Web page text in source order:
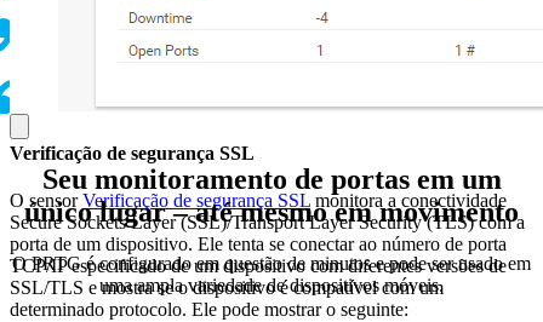
Verificação de segurança SSL
O sensorVerificação de segurança SSL monitora a conectividade
Secure Sockets Layer (SSL)/Transport Layer Security (TLS) com a
porta de um dispositivo. Ele tenta se conectar ao número de porta
TCP/IP especificado de um dispositivo com diferentes versões de
SSL/TLS e mostra se o dispositivo é compatível com um
determinado protocolo. Ele pode mostrar o seguinte:
Seu monitoramento de portas em um
único lugar – até mesmo em movimento
O PRTG é configurado em questão de minutos e pode ser usado em
uma ampla variedade de dispositivos móveis.